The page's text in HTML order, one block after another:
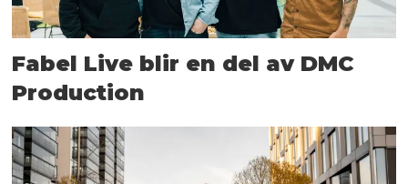
Fabel Live blir en del av DMC
Production